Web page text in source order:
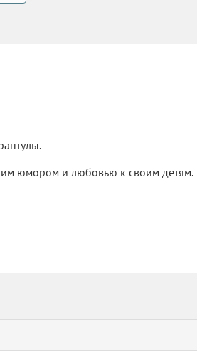
юмором и любовью к своим детям.